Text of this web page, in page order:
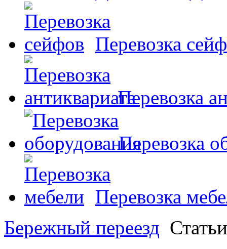
Перевозка
Перевозка
Перевозка
Перевозка
Бережный переезд Статьи